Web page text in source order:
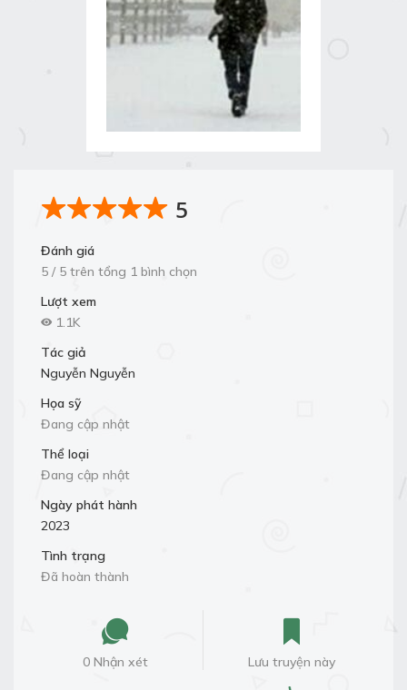
5
Đánh giá
5 / 5 trên tổng 1 bình chọn
Lượt xem
1.1K
Tác giả
Nguyễn Nguyễn
Họa sỹ
Đang cập nhật
Thể loại
Đang cập nhật
Ngày phát hành
2023
Tình trạng
Đã hoàn thành
0 Nhận xét Lưu truyện này